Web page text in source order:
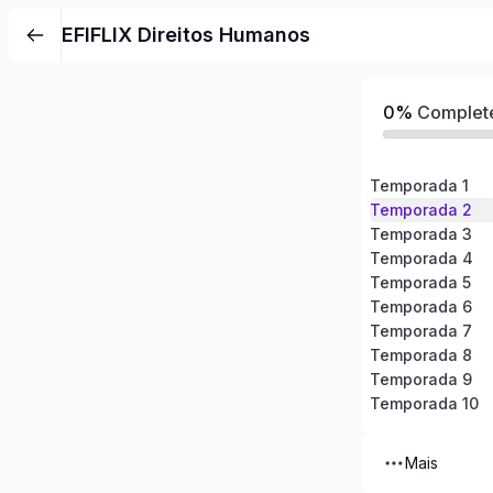
para
EFIFLIX Direitos Humanos
0%
Temporada 1
Temporada 2
Temporada 3
Temporada 4
Temporada 5
Temporada 6
Temporada 7
Temporada 8
Temporada 9
Temporada 10
Mais